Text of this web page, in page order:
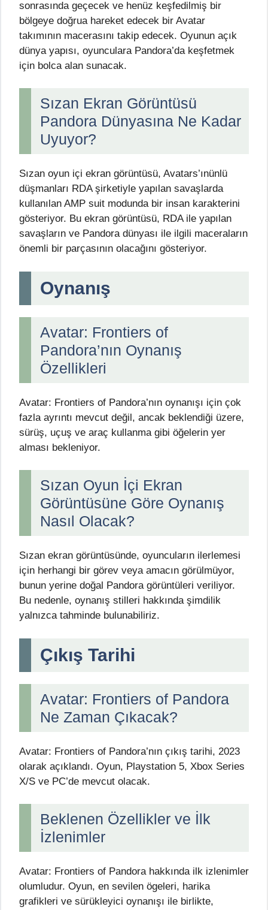
sonrasında geçecek ve henüz keşfedilmiş bir
bölgeye doğrua hareket edecek bir Avatar
takımının macerasını takip edecek. Oyunun açık
dünya yapısı, oyunculara Pandora’da keşfetmek
için bolca alan sunacak.
Sızan Ekran Görüntüsü
Pandora Dünyasına Ne Kadar
Uyuyor?
Sızan oyun içi ekran görüntüsü, Avatars’ınünlü
düşmanları RDA şirketiyle yapılan savaşlarda
kullanılan AMP suit modunda bir insan karakterini
gösteriyor. Bu ekran görüntüsü, RDA ile yapılan
savaşların ve Pandora dünyası ile ilgili maceraların
önemli bir parçasının olacağını gösteriyor.
Oynanış
Avatar: Frontiers of
Pandora’nın Oynanış
Özellikleri
Avatar: Frontiers of Pandora’nın oynanışı için çok
fazla ayrıntı mevcut değil, ancak beklendiği üzere,
sürüş, uçuş ve araç kullanma gibi öğelerin yer
alması bekleniyor.
Sızan Oyun İçi Ekran
Görüntüsüne Göre Oynanış
Nasıl Olacak?
Sızan ekran görüntüsünde, oyuncuların ilerlemesi
için herhangi bir görev veya amacın görülmüyor,
bunun yerine doğal Pandora görüntüleri veriliyor.
Bu nedenle, oynanış stilleri hakkında şimdilik
yalnızca tahminde bulunabiliriz.
Çıkış Tarihi
Avatar: Frontiers of Pandora
Ne Zaman Çıkacak?
Avatar: Frontiers of Pandora’nın çıkış tarihi, 2023
olarak açıklandı. Oyun, Playstation 5, Xbox Series
X/S ve PC’de mevcut olacak.
Beklenen Özellikler ve İlk
İzlenimler
Avatar: Frontiers of Pandora hakkında ilk izlenimler
olumludur. Oyun, en sevilen ögeleri, harika
grafikleri ve sürükleyici oynanışı ile birlikte,